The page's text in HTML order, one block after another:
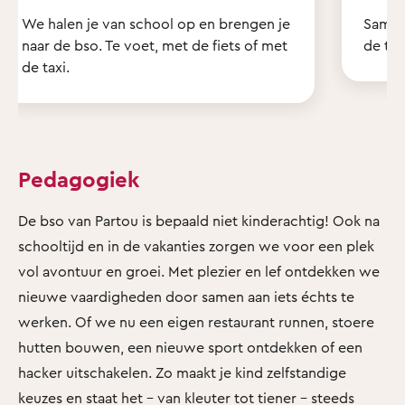
We halen je van school op en brengen je
naar de bso. Te voet, met de fiets of met
de taxi.
de
Pedagogiek
De bso van Partou is bepaald niet kinderachtig! Ook na
schooltijd en in de vakanties zorgen we voor een plek
vol avontuur en groei. Met plezier en lef ontdekken we
nieuwe vaardigheden door samen aan iets échts te
werken. Of we nu een eigen restaurant runnen, stoere
hutten bouwen, een nieuwe sport ontdekken of een
hacker uitschakelen. Zo maakt je kind zelfstandige
keuzes en staat het - van kleuter tot tiener - steeds